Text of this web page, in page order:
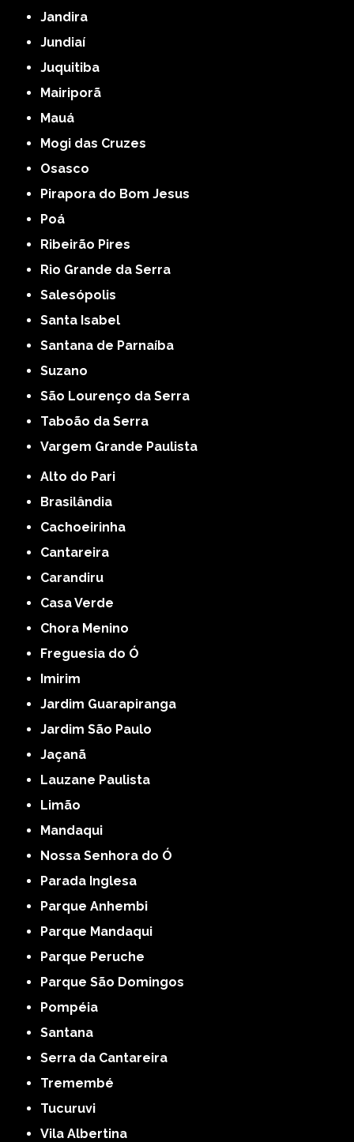
Jandira
Jundiaí
Juquitiba
Mairiporã
Mauá
Mogi das Cruzes
Osasco
Pirapora do Bom Jesus
Poá
Ribeirão Pires
Rio Grande da Serra
Salesópolis
Santa Isabel
Santana de Parnaíba
Suzano
São Lourenço da Serra
Taboão da Serra
Vargem Grande Paulista
Alto do Pari
Brasilândia
Cachoeirinha
Cantareira
Carandiru
Casa Verde
Chora Menino
Freguesia do Ó
Imirim
Jardim Guarapiranga
Jardim São Paulo
Jaçanã
Lauzane Paulista
Limão
Mandaqui
Nossa Senhora do Ó
Parada Inglesa
Parque Anhembi
Parque Mandaqui
Parque Peruche
Parque São Domingos
Pompéia
Santana
Serra da Cantareira
Tremembé
Tucuruvi
Vila Albertina